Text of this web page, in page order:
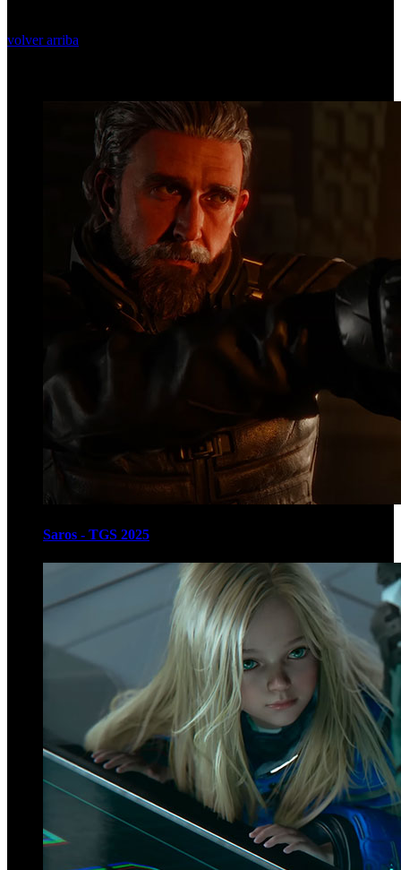
volver arriba
Saros - TGS 2025